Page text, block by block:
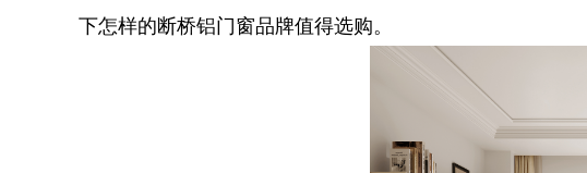
下怎样的断桥铝门窗品牌值得选购。